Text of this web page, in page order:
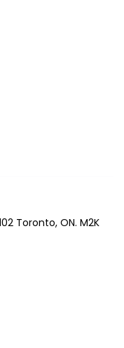
Toronto, ON. M2K